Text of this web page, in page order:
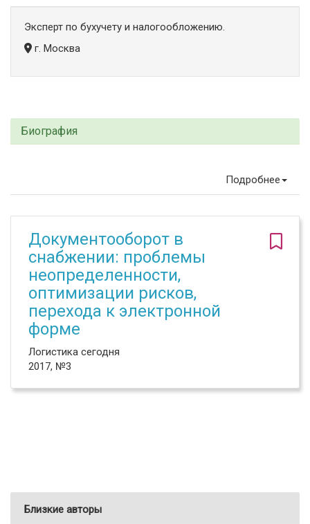
Эксперт по бухучету и налогообложению.
г. Москва
Биография
Подробнее
Документооборот в
снабжении: проблемы
неопределенности,
оптимизации рисков,
перехода к электронной
форме
Логистика сегодня
2017, №3
Близкие авторы